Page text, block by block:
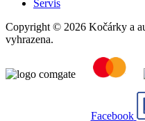
Servis
Copyright © 2026 Kočárky a
vyhrazena.
Facebook